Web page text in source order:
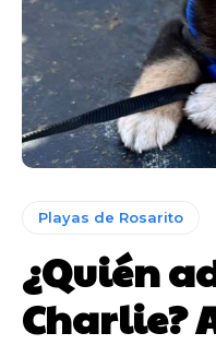
Playas de Rosarito
¿Quién
Charlie?